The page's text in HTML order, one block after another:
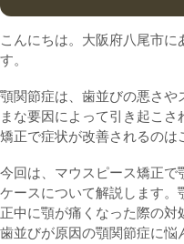
こんにちは。大阪府八尾市
す。
顎関節症は、歯並びの悪さ
まな要因によって引き起こ
矯正で症状が改善されるのは
今回は、マウスピース矯正
ケースについて解説します
正中に顎が痛くなった際の対
歯並びが原因の顎関節症に